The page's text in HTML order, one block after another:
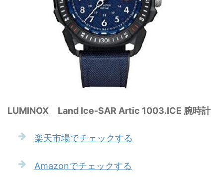
LUMINOX Land Ice-SAR Artic 1003.ICE 腕時計
楽天市場でチェックする
Amazonでチェックする